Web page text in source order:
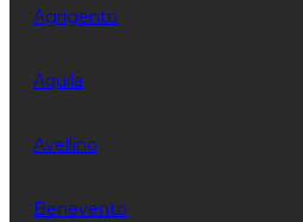
Agrigento
Aquila
Avellino
Benevento